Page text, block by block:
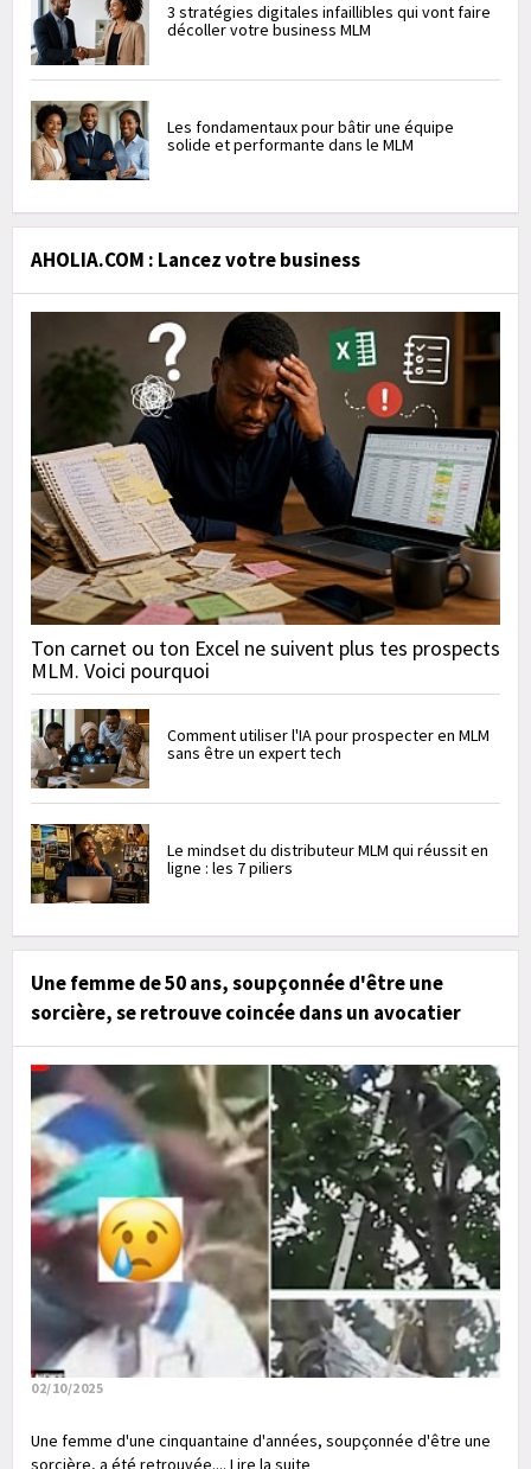
3 stratégies digitales infaillibles qui vont faire
décoller votre business MLM
Les fondamentaux pour bâtir une équipe
solide et performante dans le MLM
AHOLIA.COM : Lancez votre business
Ton carnet ou ton Excel ne suivent plus tes prospects
MLM. Voici pourquoi
Comment utiliser l'IA pour prospecter en MLM
sans être un expert tech
Le mindset du distributeur MLM qui réussit en
ligne : les 7 piliers
Une femme de 50 ans, soupçonnée d'être une
sorcière, se retrouve coincée dans un avocatier
02/10/2025
Une femme d'une cinquantaine d'années, soupçonnée d'être une
sorcière, a été retrouvée.... Lire la suite